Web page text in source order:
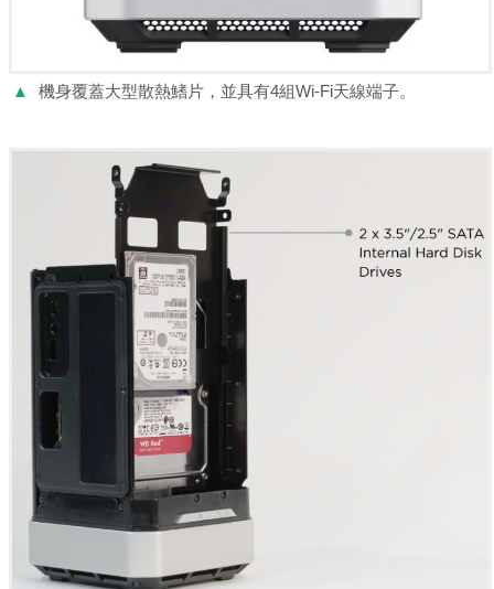
▲ 機身覆蓋大型散熱鰭片，並具有4組Wi-Fi天線端子。